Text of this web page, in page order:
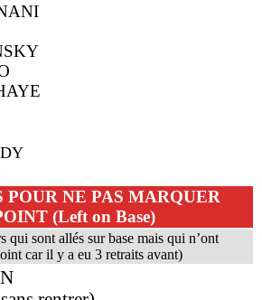
NE PAS MARQUER
(Left on Base)
qui sont allés sur base mais qui n’ont
car il y a eu 3 retraits avant)